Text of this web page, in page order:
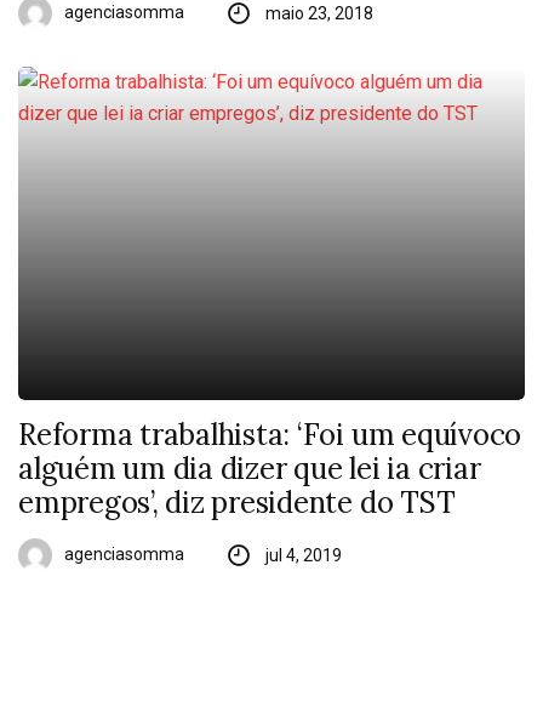
agenciasomma maio 23, 2018
Reforma trabalhista: ‘Foi um equívoco
alguém um dia dizer que lei ia criar
empregos’, diz presidente do TST
agenciasomma jul 4, 2019